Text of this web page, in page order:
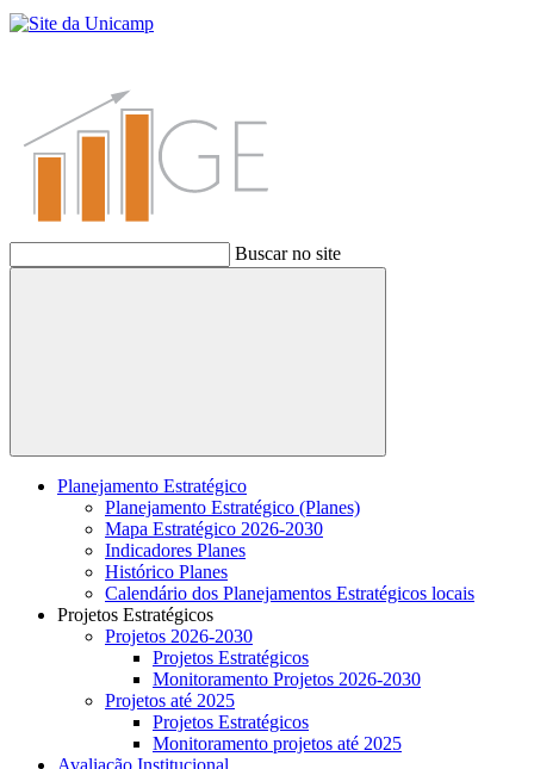
Buscar no site
Buscar
Planejamento Estratégico
Planejamento Estratégico (Planes)
Mapa Estratégico 2026-2030
Indicadores Planes
Histórico Planes
Calendário dos Planejamentos Estratégicos locais
Projetos Estratégicos
Projetos 2026-2030
Projetos Estratégicos
Monitoramento Projetos 2026-2030
Projetos até 2025
Projetos Estratégicos
Monitoramento projetos até 2025